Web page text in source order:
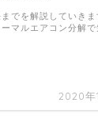
2020年
でを解説していきま
マルエアコン分解で